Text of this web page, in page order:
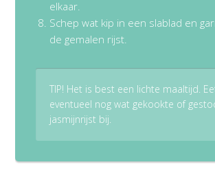
elkaar.
Schep wat kip in een slablad en
de gemalen rijst.
TIP! Het is best een lichte maaltijd.
eventueel nog wat gekookte of
jasmijnrijst bij.